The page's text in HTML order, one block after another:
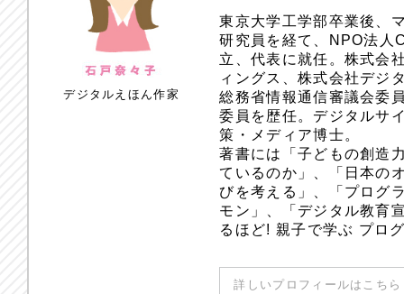
デジタルえほん作家
東京大学工学部卒業後、
研究員を経て、NPO法人
立、代表に就任。株式会
ィングス、株式会社デジ
総務省情報通信審議会委
委員を歴任。デジタルサ
策・メディア博士。
著書には「子どもの創造
ているのか」、「日本の
びを考える」、「プログ
モン」、「デジタル教育
るほど! 親子で学ぶ プロ
詳しいプロフィールはこち